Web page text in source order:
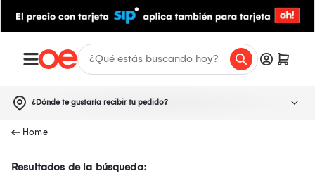
¿Dónde te gustaría recibir tu pedido?
Resultados de la búsqueda: